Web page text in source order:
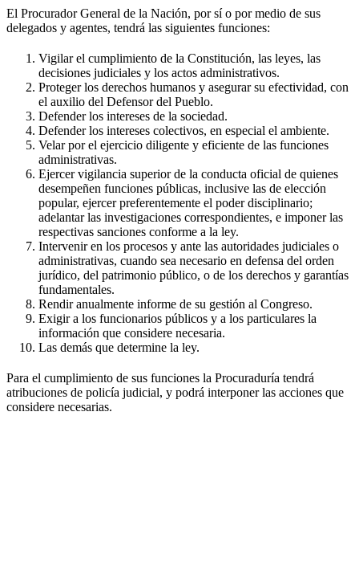
El Procurador General de la Nación, por sí o por medio de sus
delegados y agentes, tendrá las siguientes funciones:
Vigilar el cumplimiento de la Constitución, las leyes, las
decisiones judiciales y los actos administrativos.
Proteger los derechos humanos y asegurar su efectividad, con
el auxilio del Defensor del Pueblo.
Defender los intereses de la sociedad.
Defender los intereses colectivos, en especial el ambiente.
Velar por el ejercicio diligente y eficiente de las funciones
administrativas.
Ejercer vigilancia superior de la conducta oficial de quienes
desempeñen funciones públicas, inclusive las de elección
popular, ejercer preferentemente el poder disciplinario;
adelantar las investigaciones correspondientes, e imponer las
respectivas sanciones conforme a la ley.
Intervenir en los procesos y ante las autoridades judiciales o
administrativas, cuando sea necesario en defensa del orden
jurídico, del patrimonio público, o de los derechos y garantías
fundamentales.
Rendir anualmente informe de su gestión al Congreso.
Exigir a los funcionarios públicos y a los particulares la
información que considere necesaria.
Las demás que determine la ley.
Para el cumplimiento de sus funciones la Procuraduría tendrá
atribuciones de policía judicial, y podrá interponer las acciones que
considere necesarias.